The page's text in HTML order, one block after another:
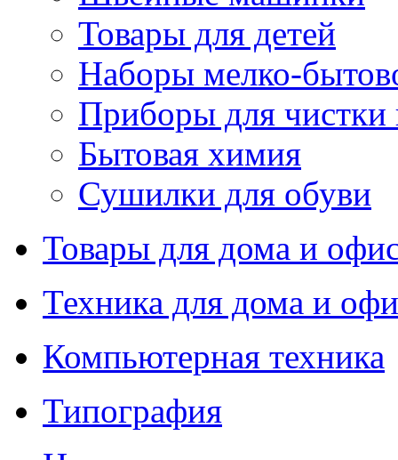
Товары для детей
Наборы мелко-
Приборы для чистки
Бытовая химия
Сушилки для обуви
Товары для дома и
Техника для дома и
Компьютерная техника
Типография